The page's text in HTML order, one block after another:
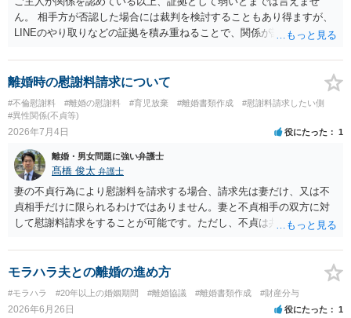
ん。 相手方が否認した場合には裁判を検討することもあり得ますが、
LINEのやり取りなどの証拠を積み重ねることで、関係が認定される余
個別の事情によりますので、お早めに弁護士に相談されることをおす
すめします。
離婚時の慰謝料請求について
#不倫慰謝料 #離婚の慰謝料 #育児放棄 #離婚書類作成
#慰謝料請求したい側
#異性関係(不貞等)
2026年7月4日 役にたった 1
離婚・男女問題に強い弁護士
髙橋 俊太 弁護士
妻の不貞行為により慰謝料を請求する場合、請求先は妻だけ、又は不
貞相手だけに限られるわけではありません。妻と不貞相手の双方に対
して慰謝料請求をすることが可能です。ただし、不貞は共同不法行為
から請求できない」というより、「双方に請求はできるが、同じ損害
について二重に回収することはできない」という理解が正確です。
モラハラ夫との離婚の進め方
#モラハラ #20年以上の婚姻期間 #離婚協議 #離婚書類作成 #財産分与
2026年6月26日 役にたった 1